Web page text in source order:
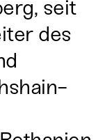
seit
des